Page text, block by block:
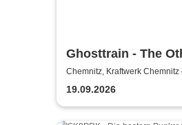
Ghosttrain - The
Festival 2026
Chemnitz, Kraftwerk Chemnitz
19.09.2026